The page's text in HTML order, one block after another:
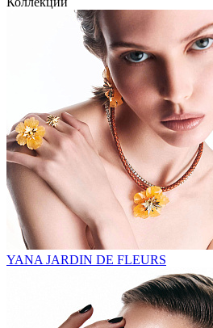
YANA JARDIN DE FLEURS